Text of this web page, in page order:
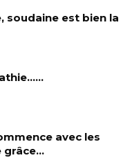
soudaine est bien la
avec les
grâce…